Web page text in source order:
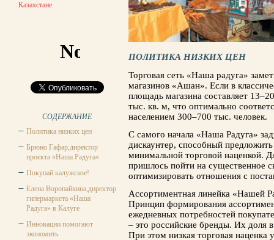
Казахстане
СОДЕРЖАНИЕ
Политика низких цен
Брюно Гафар,директор
проекта «Наша Радуга»
Покупай калужское!
Елена Воропайкина,директор
гипермаркета «Наша
Радуга» в Калуге
Инновации помогают
экономить
ПОЛИТИКА НИЗКИХ ЦЕН
Торговая сеть «Наша радуга»
магазинов «Ашан». Если в
площадь магазина составляет
тыс. кв. м, что оптимально
населением 300–700 тыс. человек.
С самого начала «Наша Радуга»
дискаунтер, способный
минимальной торговой наценкой.
пришлось пойти на существенное
оптимизировать отношения с
Ассортиментная линейка «Нашей
Принцип формирования
ежедневных потребностей
– это российские бренды. Их доля
При этом низкая торговая наценка